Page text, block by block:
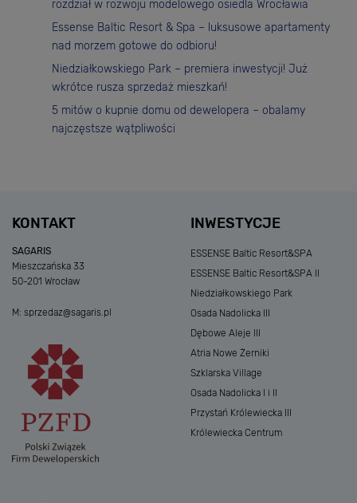
rozdział w rozwoju modelowego osiedla Wrocławia
Essense Baltic Resort & Spa – luksusowe apartamenty
nad morzem gotowe do odbioru!
Niedziałkowskiego Park – premiera inwestycji! Już
wkrótce rusza sprzedaż mieszkań!
5 mitów o kupnie domu od dewelopera – obalamy
najczęstsze wątpliwości
KONTAKT
SAGARIS
Mieszczańska 33
50-201 Wrocław
M: sprzedaz@sagaris.pl
INWESTYCJE
ESSENSE Baltic Resort&SPA
ESSENSE Baltic Resort&SPA II
Niedziałkowskiego Park
Osada Nadolicka III
Dębowe Aleje III
Atria Nowe Żerniki
Szklarska Village
Osada Nadolicka I i II
Przystań Królewiecka III
Królewiecka Centrum